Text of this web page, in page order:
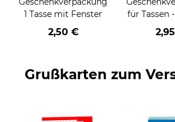
1 Tasse mit Fenster
2,50 €
für Tassen
Grußkarten zum